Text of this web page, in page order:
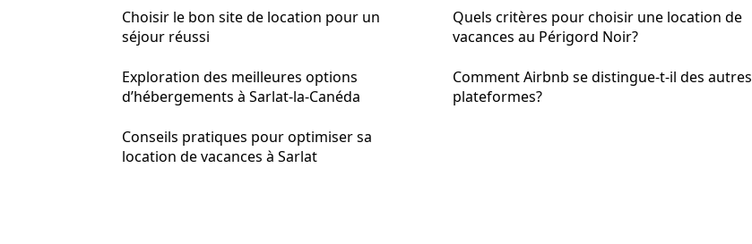
Choisir le bon site de location pour un
séjour réussi
Exploration des meilleures options
d’hébergements à Sarlat-la-Canéda
Conseils pratiques pour optimiser sa
location de vacances à Sarlat
Quels critères pour choisir une location de
vacances au Périgord Noir?
Comment Airbnb se distingue-t-il des autres
plateformes?